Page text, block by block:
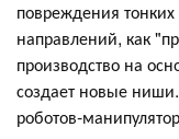
повреждения
направлений, как
производство на
создает новые
роботов-